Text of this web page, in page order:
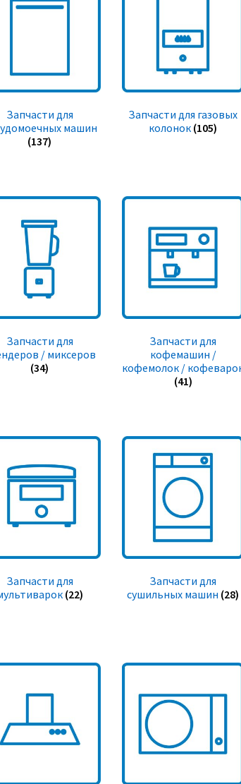
Запчасти для
машин
(137)
Запчасти для газовых
колонок (105)
Запчасти для
/ миксеров
(34)
Запчасти для
кофемашин /
кофемолок /
(41)
Запчасти для
(22)
Запчасти для
сушильных машин (28)